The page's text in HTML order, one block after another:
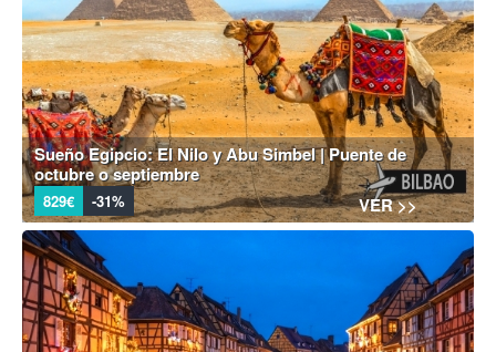
Sueño Egipcio: El Nilo y Abu Simbel | Puente de
octubre o septiembre
829€ -31% VER >>